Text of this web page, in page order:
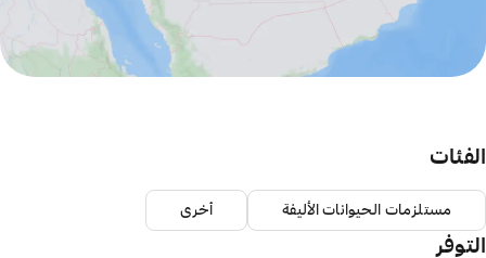
الفئات
مستلزمات الحيوانات الأليفة أخرى
التوفر